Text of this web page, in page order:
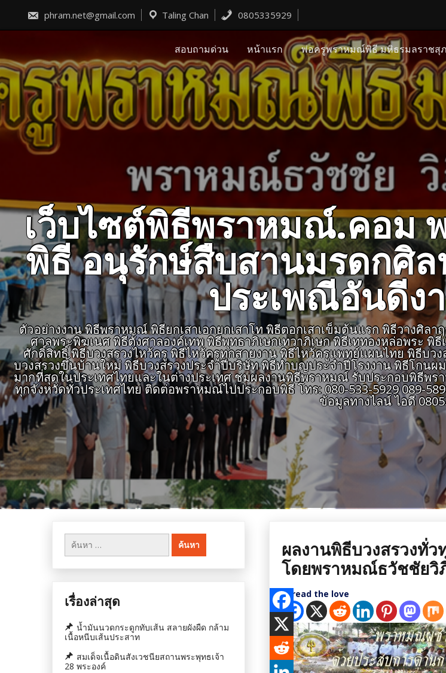
content
phram.net@gmail.com Taling Chan 0805335929
สอบถามด่วน หน้าแรก พ่อครูพราหมณ์พิธี มหิธรมลราช
เว็บไซต์พิธีพราหมณ์.คอม
พิธี อนุรักษ์สืบสานมรดกศิ
ประเพณีอันดีง
ตัวอย่างงาน พิธีพราหมณ์ พิธียกเสาเอกยกเสาโท พิธีตอกเสาเข็มต้นแรก พิธีวางศิล
ศาลพระพิฆเนศ พิธีตั้งศาลองค์เทพ พิธีพุทธาภิเษกเทวาภิเษก พิธีเททองหล่อพระ พิ
ศักดิ์สิทธิ์ พิธีบวงสรวงไหว้ครู พิธีไหว้ครูทุกสายงาน พิธีไหว้ครูแพทย์แผนไทย พิธีบว
บวงสรวงขึ้นบ้านใหม่ พิธีบวงสรวงประจำปีบริษัท พิธีทำบุญประจำปีโรงงาน พิธีโก
มากที่สุดในประเทศไทยและในต่างประเทศ ชมผลงานพิธีพราหมณ์ รับประกอบพิธี
ทุกจังหวัดทั่วประเทศไทย ติดต่อพราหมณ์ไปประกอบพิธี โทร: 080-533-5929 089-
ข้อมูลทางไลน์ ไอดี
ผลงานพิธีบวงสรวงทั่ว
โดยพราหมณ์ธวัชชัย
Spread the love
ค้นหา
สำหรับ:
เรื่องล่าสุด
น้ำมันนวดกระดูกทับเส้น สลายผังผืด กล้าม
เนื้อหนีบเส้นประสาท
สมเด็จเนื้อดินสังเวชนียสถานพระพุทธเจ้า
28 พระองค์